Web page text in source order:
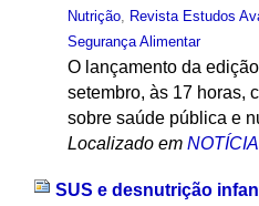
Nutrição, Revista Estudos
Segurança Alimentar
O lançamento da
setembro, às 17 horas,
sobre saúde pública e
Localizado em
SUS e desnutrição